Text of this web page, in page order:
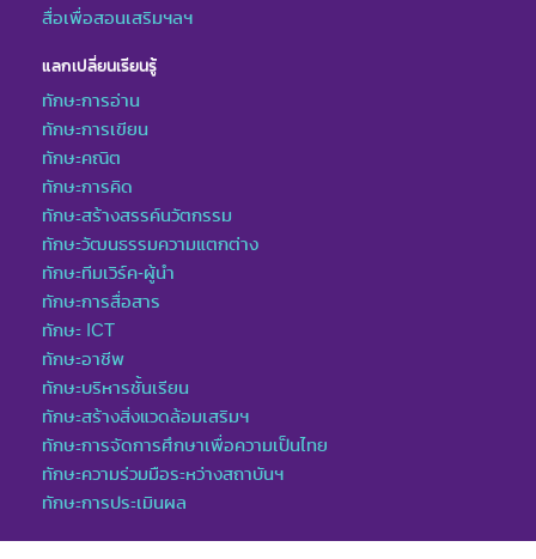
สื่อเพื่อสอนเสริมฯลฯ
แลกเปลี่ยนเรียนรู้
ทักษะการอ่าน
ทักษะการเขียน
ทักษะคณิต
ทักษะการคิด
ทักษะสร้างสรรค์นวัตกรรม
ทักษะวัฒนธรรมความแตกต่าง
ทักษะทีมเวิร์ค-ผู้นำ
ทักษะการสื่อสาร
ทักษะ ICT
ทักษะอาชีพ
ทักษะบริหารชั้นเรียน
ทักษะสร้างสิ่งแวดล้อมเสริมฯ
ทักษะการจัดการศึกษาเพื่อความเป็นไทย
ทักษะความร่วมมือระหว่างสถาบันฯ
ทักษะการประเมินผล